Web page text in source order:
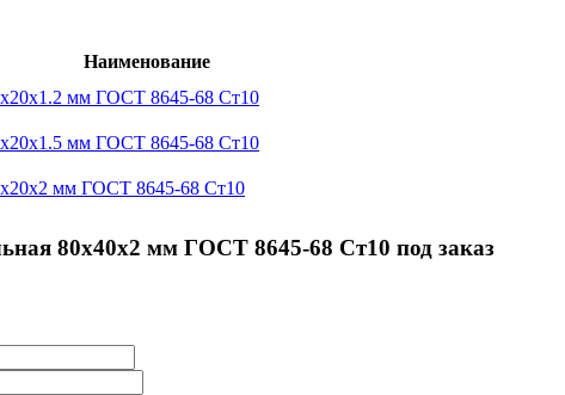
Наименование
мм ГОСТ 8645-68 Ст10
мм ГОСТ 8645-68 Ст10
мм ГОСТ 8645-68 Ст10
80x40x2 мм ГОСТ 8645-68 Ст10 под заказ